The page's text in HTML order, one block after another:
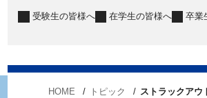
受験生の皆様へ 在学生の皆様へ 卒業
HOME トピック ストラックアウ